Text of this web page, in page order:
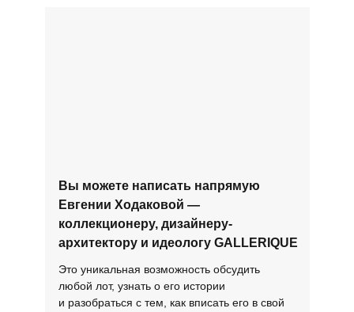
Это уникальная возможность обсудить
любой лот, узнать о его истории
и разобраться с тем, как вписать его в свой
Вы можете написать напрямую
Евгении Ходаковой —
коллекционеру, дизайнеру-
архитектору и идеологу GALLERIQUE